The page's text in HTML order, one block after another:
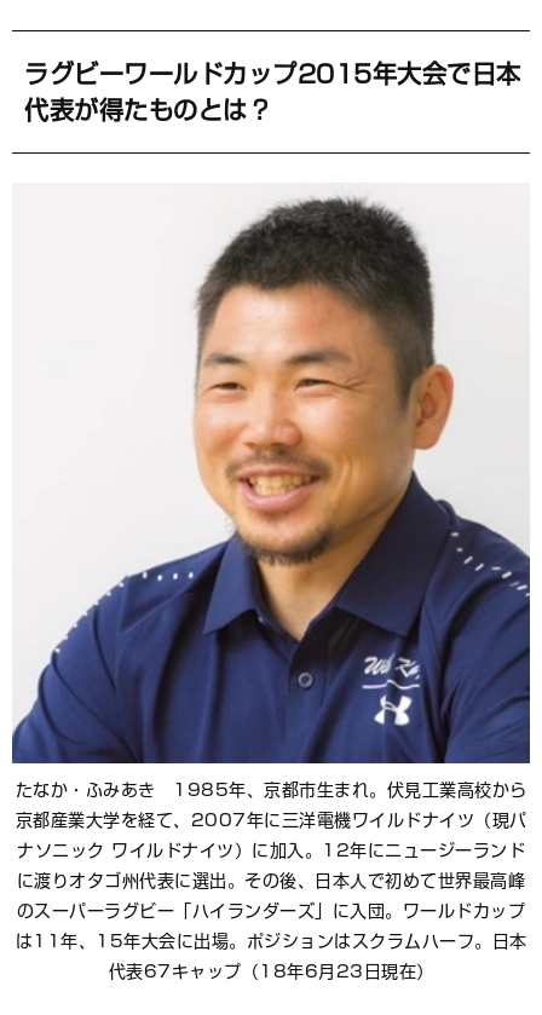
ラグビーワールドカップ2015年大会で日本
代表が得たものとは？
たなか・ふみあき 1985年、京都市生まれ。伏見工業高校から
京都産業大学を経て、2007年に三洋電機ワイルドナイツ（現パ
ナソニック ワイルドナイツ）に加入。12年にニュージーランド
に渡りオタゴ州代表に選出。その後、日本人で初めて世界最高峰
のスーパーラグビー「ハイランダーズ」に入団。ワールドカップ
は11年、15年大会に出場。ポジションはスクラムハーフ。日本
代表67キャップ（18年6月23日現在）